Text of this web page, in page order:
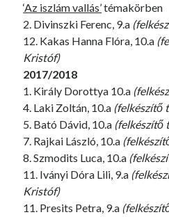
‘Az iszlám vallás’témakörben
2. Divinszki Ferenc, 9.a
12. Kakas Hanna Flóra, 10.a
Kristóf)
2017/2018
1. Király Dorottya 10.a
4. Laki Zoltán, 10.a (felkészítő
5. Bató Dávid, 10.a (felkészítő
7. Rajkai László, 10.a
8. Szmodits Luca, 10.a
11. Iványi Dóra Lili, 9.a
Kristóf)
11. Presits Petra, 9.a